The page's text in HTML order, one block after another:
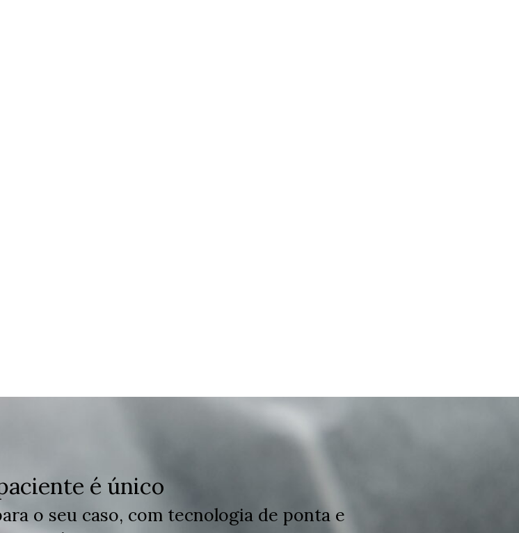
é único
o seu caso, com tecnologia de ponta e